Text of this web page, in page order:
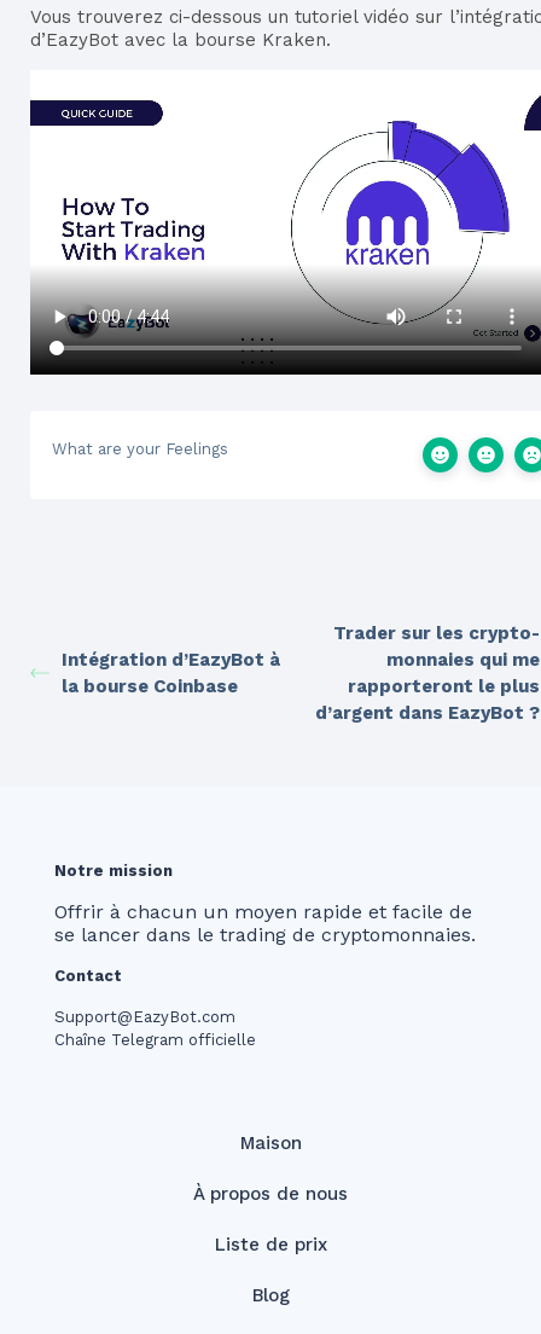
Vous trouverez ci-dessous un tutoriel vidéo sur
d’EazyBot avec la bourse Kraken.
What are your Feelings
Intégration d’EazyBot à
la bourse Coinbase
Trader sur les crypto-
monnaies qui me
rapporteront le plus
d’argent dans EazyBot ?
Notre mission
Offrir à chacun un moyen rapide et facile de
se lancer dans le trading de cryptomonnaies.
Contact
Support@EazyBot.com
Chaîne Telegram officielle
Maison
À propos de nous
Liste de prix
Blog